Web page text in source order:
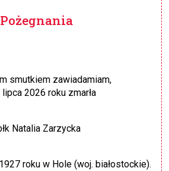
Pożegnania
smutkiem zawiadamiam,
2026 roku zmarła
Natalia Zarzycka
roku w Hole (woj. białostockie).